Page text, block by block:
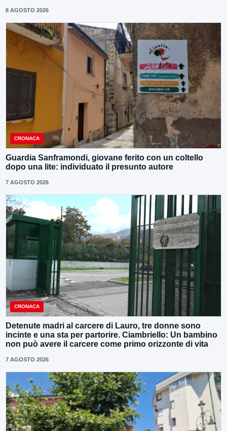
8 AGOSTO 2026
CRONACA
Guardia Sanframondi, giovane ferito con un coltello
dopo una lite: individuato il presunto autore
7 AGOSTO 2026
CRONACA
Detenute madri al carcere di Lauro, tre donne sono
incinte e una sta per partorire. Ciambriello: Un bambino
non può avere il carcere come primo orizzonte di vita
7 AGOSTO 2026